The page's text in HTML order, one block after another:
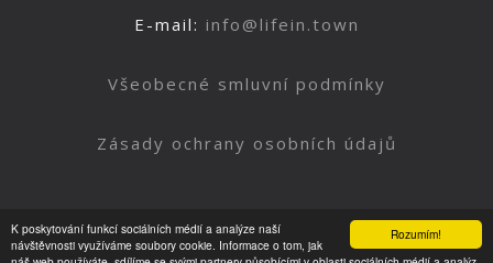
Rozumím!
K poskytování funkcí sociálních médií a analýze naší
návštěvnosti využíváme soubory cookie. Informace o tom, jak
E-mail: info@lifein.town
Všeobecné smluvní podmínky
Zásady ochrany osobních údajů
Nahoru